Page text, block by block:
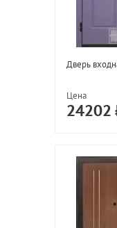
Дверь
Цена
24202